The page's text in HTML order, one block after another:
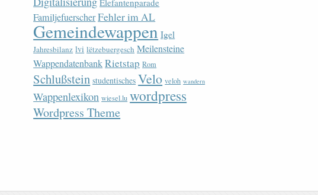
Elefantenparade
FamiljefuerscherFehler im AL
Gemeindewappen Igel
Jahresbilanz lvi lëtzebuergesch Meilensteine
WappendatenbankRietstap Rom
Schlußstein studentisches Velo veloh wandern
Wappenlexikon wiesel.lu wordpress
Wordpress Theme